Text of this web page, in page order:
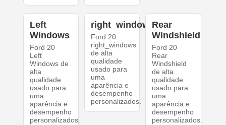
Left
Windows
Ford 20
Left
Windows de
alta
qualidade
usado para
uma
aparência e
desempenho
personalizados.
right_windows
Ford 20
right_windows
de alta
qualidade
usado para
uma
aparência e
desempenho
personalizados.
Rear
Windshield
Ford 20
Rear
Windshield
de alta
qualidade
usado para
uma
aparência e
desempenho
personalizados.